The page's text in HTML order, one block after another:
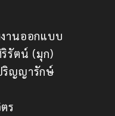
านออกแบบ
รัตน์ (มุก)
ริญญารักษ์
ร